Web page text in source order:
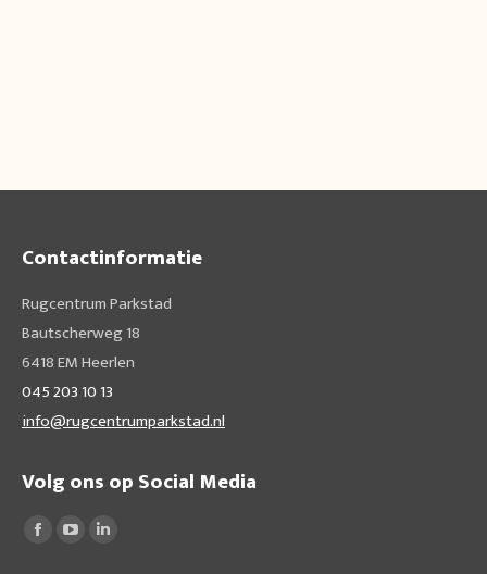
Contactinformatie
Rugcentrum Parkstad
Bautscherweg 18
6418 EM Heerlen
045 203 10 13
info@rugcentrumparkstad.nl
Volg ons op Social Media
Vind ons op:
Facebook
YouTubeLinkedin